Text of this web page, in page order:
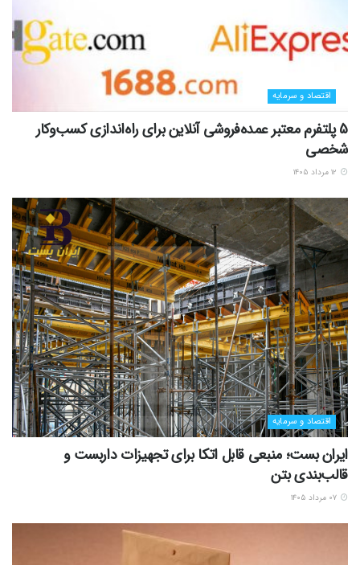
اقتصاد و سرمایه
5 پلتفرم معتبر عمده‌فروشی آنلاین برای راه‌اندازی کسب‌وکار
شخصی
اقتصاد و سرمایه
ایران بست؛ منبعی قابل اتکا برای تجهیزات داربست و
قالب‌بندی بتن